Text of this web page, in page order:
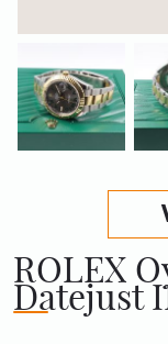
ROLEX
Datejust